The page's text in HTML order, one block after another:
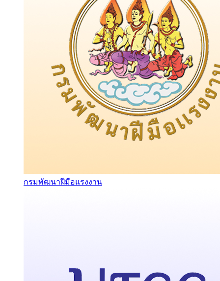
กรมพัฒนาฝีมือแรงงาน